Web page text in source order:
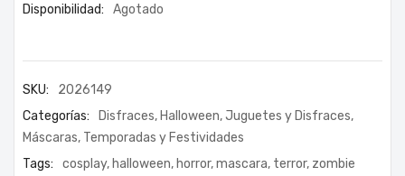
Disponibilidad: Agotado
SKU:
2026149
Categorías:
Disfraces, Halloween,Juguetes y Disfraces,
Máscaras, Temporadas y Festividades
Tags:
cosplay, halloween, horror,mascara, terror, zombie